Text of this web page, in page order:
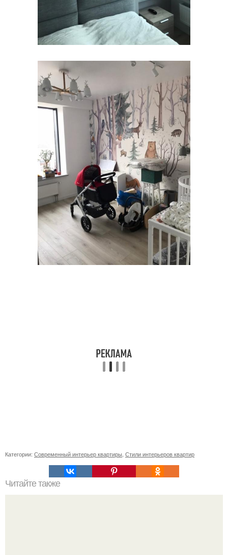
Категории: Современный интерьер квартиры Стили интерьеров квартир
Читайте также